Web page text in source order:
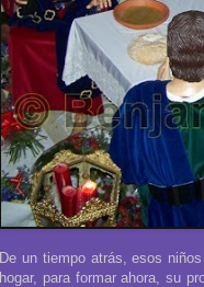
De un tiempo atrás, esos
hogar, para formar ahora, su